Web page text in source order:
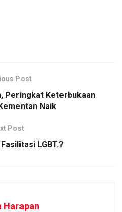
Post
Peringkat Keterbukaan
Naik
Post
LGBT.?
Harapan